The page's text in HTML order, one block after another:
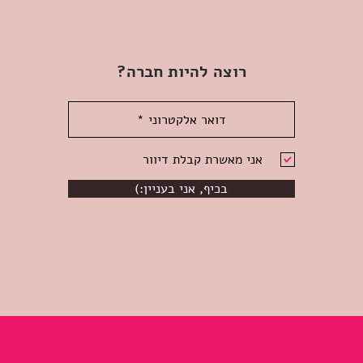
רוצה להיות חברה?
אני מאשרת קבלת דיוור
(:בכיף, אני בעניין